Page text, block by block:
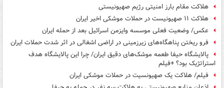
هلاکت مقام بارز امنیتی رژیم صهیونیستی
هلاکت ۱۱ صهیونیست در حملات موشکی اخیر ایران
عکس/ وضعیت فعلی موسسه وایزمن اسرائیل بعد از حمله ایران
فرو ریختن پناهگاه‌های زیرزمینی در اراضی اشغالی در اثر شدت حملات ایران
پالایشگاه حیفا طعمه موشک‌های دقیق ایران/ چرا این پالایشگاه هدف
استراتژیک بود؟ +فیلم
فیلم/ هلاکت یک صهیونسیت در حملات موشکی ایران